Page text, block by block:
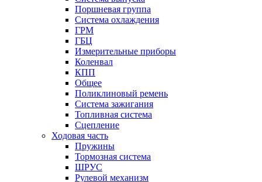
Поршневая группа
Система охлаждения
ГРМ
ГБЦ
Измерительные приборы
Коленвал
КПП
Общее
Поликлиновый ремень
Система зажигания
Топливная система
Сцепление
Ходовая часть
Пружины
Тормозная система
ШРУС
Рулевой механизм